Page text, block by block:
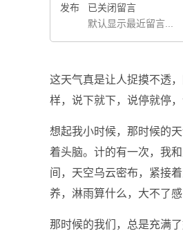
发布
已关闭留言
默认显示最近留言...
这天气真是让人捉摸不透
样，说下就下，说停就停，
想起我小时候，那时候的
着头脑。计的有一次，我
间，天空乌云密布，紧接
养，淋雨算什么，大不了感
那时候的我们，总是充满